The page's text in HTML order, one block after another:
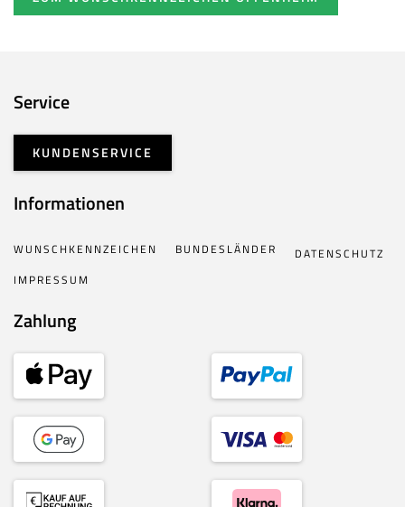
Service
KUNDENSERVICE
Informationen
WUNSCHKENNZEICHEN BUNDESLÄNDER
DATENSCHUTZ
IMPRESSUM
Zahlung